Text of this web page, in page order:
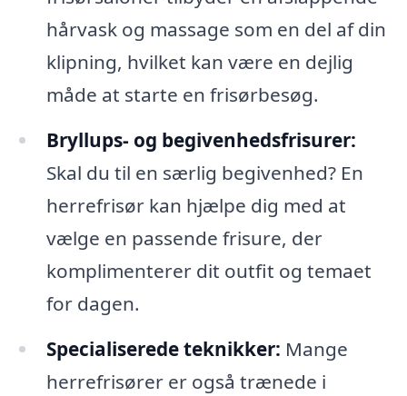
hårvask og massage som en del af din
klipning, hvilket kan være en dejlig
måde at starte en frisørbesøg.
Bryllups- og begivenhedsfrisurer:
Skal du til en særlig begivenhed? En
herrefrisør kan hjælpe dig med at
vælge en passende frisure, der
komplimenterer dit outfit og temaet
for dagen.
Specialiserede teknikker: Mange
herrefrisører er også trænede i